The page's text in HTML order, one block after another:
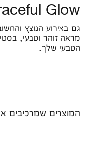
Glow
גם באירוע הנוצץ
הטבעי שלך.
המוצרים שמרכיבים